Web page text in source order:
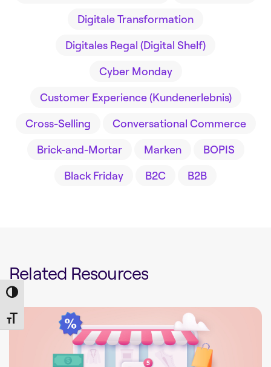
Toggle High Contrast
Toggle Font size
Digitale Transformation
Digitales Regal (Digital Shelf)
Cyber Monday
Customer Experience (Kundenerlebnis)
Cross-Selling
Conversational Commerce
Brick-and-Mortar
Marken
BOPIS
Black Friday
B2C B2B
Related Resources